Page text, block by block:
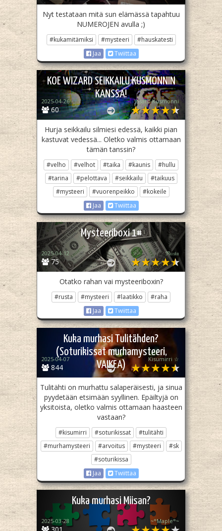
Nyt testataan mitä sun elämässä tapahtuu
NUMEROJEN avulla ;)
#kukamitämiksi #mysteeri
#hauskatesti
Jaa
Twiittaa
KOE WIZARD SEIKKAILU KUSMONNIN
KANSSA!
60
2025-04-26 Visard Kusmonni
Hurja seikkailu silmiesi edessä, kaikki pian
kastuvat vedessä... Oletko valmis ottamaan
tämän tanssin?
#velho #velhot #taika #kaunis
#hullu
#tarina
#pelottava #seikkailu
#taikuus
#mysteeri
#vuorenpeikko
#kokeile
Jaa
Twiittaa
Mysteeriboxi 1#
75
2025-04-12 ℜ𝔲𝔰𝔱𝔞
Otatko rahan vai mysteeriboxin?
#rusta #mysteeri #laatikko
#raha
Jaa
Twiittaa
Kuka murhasi Tulitähden?
(Soturikissat murhamysteeri,
VAIKEA)
844
2025-04-07 Kisumirri ☆
Tulitähti on murhattu salaperäisesti, ja sinua
pyydetään etsimään syyllinen. Epäiltyjä on
yksitoista, oletko valmis ottamaan haasteen
vastaan?
#kisumirri #soturikissat
#tulitähti
#murhamysteeri
#arvoitus #mysteeri
#sk
#soturikissa
Jaa
Twiittaa
Kuka murhasi Miisan?
2025-03-28 ~°Maple°~